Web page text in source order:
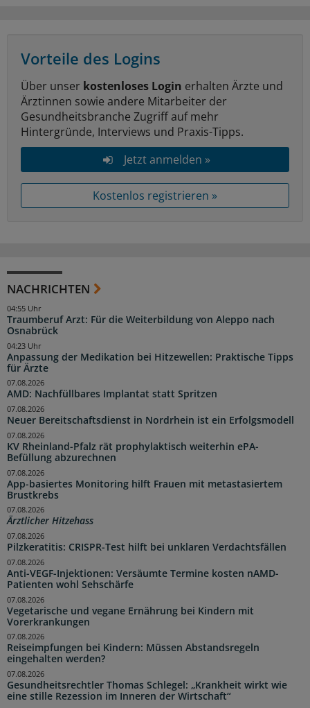
Vorteile des Logins
Über unser kostenloses Login erhalten Ärzte und
Ärztinnen sowie andere Mitarbeiter der
Gesundheitsbranche Zugriff auf mehr
Hintergründe, Interviews und Praxis-Tipps.
Jetzt anmelden »
Kostenlos registrieren »
NACHRICHTEN
Traumberuf Arzt: Für die Weiterbildung von Aleppo nach
Osnabrück
04:55 Uhr
Anpassung der Medikation bei Hitzewellen: Praktische Tipps
für Ärzte
04:23 Uhr
AMD: Nachfüllbares Implantat statt Spritzen
07.08.2026
Neuer Bereitschaftsdienst in Nordrhein ist ein Erfolgsmodell
07.08.2026
KV Rheinland-Pfalz rät prophylaktisch weiterhin ePA-
Befüllung abzurechnen
07.08.2026
App-basiertes Monitoring hilft Frauen mit metastasiertem
Brustkrebs
07.08.2026
Ärztlicher Hitzehass
07.08.2026
Pilzkeratitis: CRISPR-Test hilft bei unklaren Verdachtsfällen
07.08.2026
Anti-VEGF-Injektionen: Versäumte Termine kosten nAMD-
Patienten wohl Sehschärfe
07.08.2026
Vegetarische und vegane Ernährung bei Kindern mit
Vorerkrankungen
07.08.2026
Reiseimpfungen bei Kindern: Müssen Abstandsregeln
eingehalten werden?
07.08.2026
Gesundheitsrechtler Thomas Schlegel: „Krankheit wirkt wie
eine stille Rezession im Inneren der Wirtschaft“
07.08.2026